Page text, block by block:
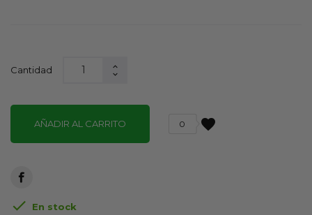
Cantidad
AÑADIR AL CARRITO favorite
0
 En stock